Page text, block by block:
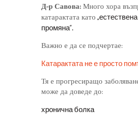
Д-р Савова: Много хора
катарактата като
промяна“.
Важно е да се подчертае:
Катарактата не е просто
Тя е прогресиращо
може да доведе до:
хронична болка